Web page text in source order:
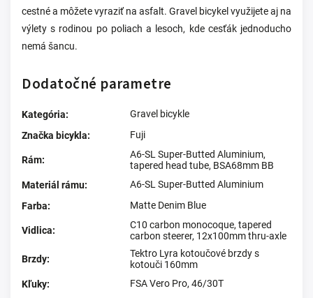
cestné a môžete vyraziť na asfalt. Gravel bicykel využijete aj na
výlety s rodinou po poliach a lesoch, kde cesťák jednoducho
nemá šancu.
Dodatočné parametre
Kategória:
Gravel bicykle
Značka bicykla: Fuji
Rám:
A6-SL Super-Butted Aluminium,
tapered head tube, BSA68mm BB
Materiál rámu:
A6-SL Super-Butted Aluminium
Farba: Matte Denim Blue
Vidlica:
C10 carbon monocoque, tapered
carbon steerer, 12x100mm thru-axle
Brzdy:
Tektro Lyra kotoučové brzdy s
kotouči 160mm
Kľuky:
FSA Vero Pro, 46/30T